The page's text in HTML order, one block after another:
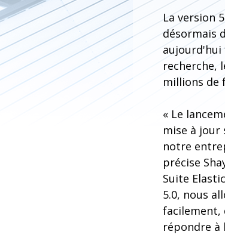
La version
désormais
recherche,
millions de
« Le
mise à jour
notre
précise
Suite
5.0, nous
facilement,
répondre à